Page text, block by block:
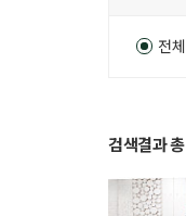
전체
검색결과 총